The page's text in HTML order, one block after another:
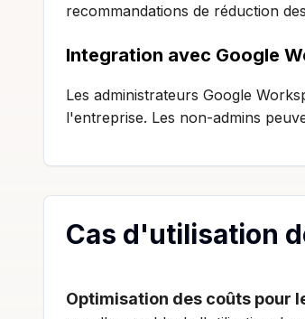
recommandations de réduction
Integration avec Google
Les administrateurs Google
l'entreprise. Les non-admins
Cas d'utilisation
Optimisation des coûts pour